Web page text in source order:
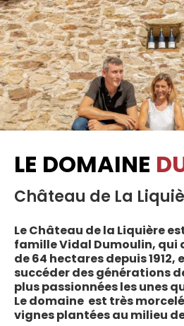
LE DOMAINE
Château de La
Le Château de la Liquière
famille Vidal Dumoulin, qui
de 64 hectares depuis 1912,
succéder des générations
plus passionnées les unes
Le domaine est très
vignes plantées au milieu